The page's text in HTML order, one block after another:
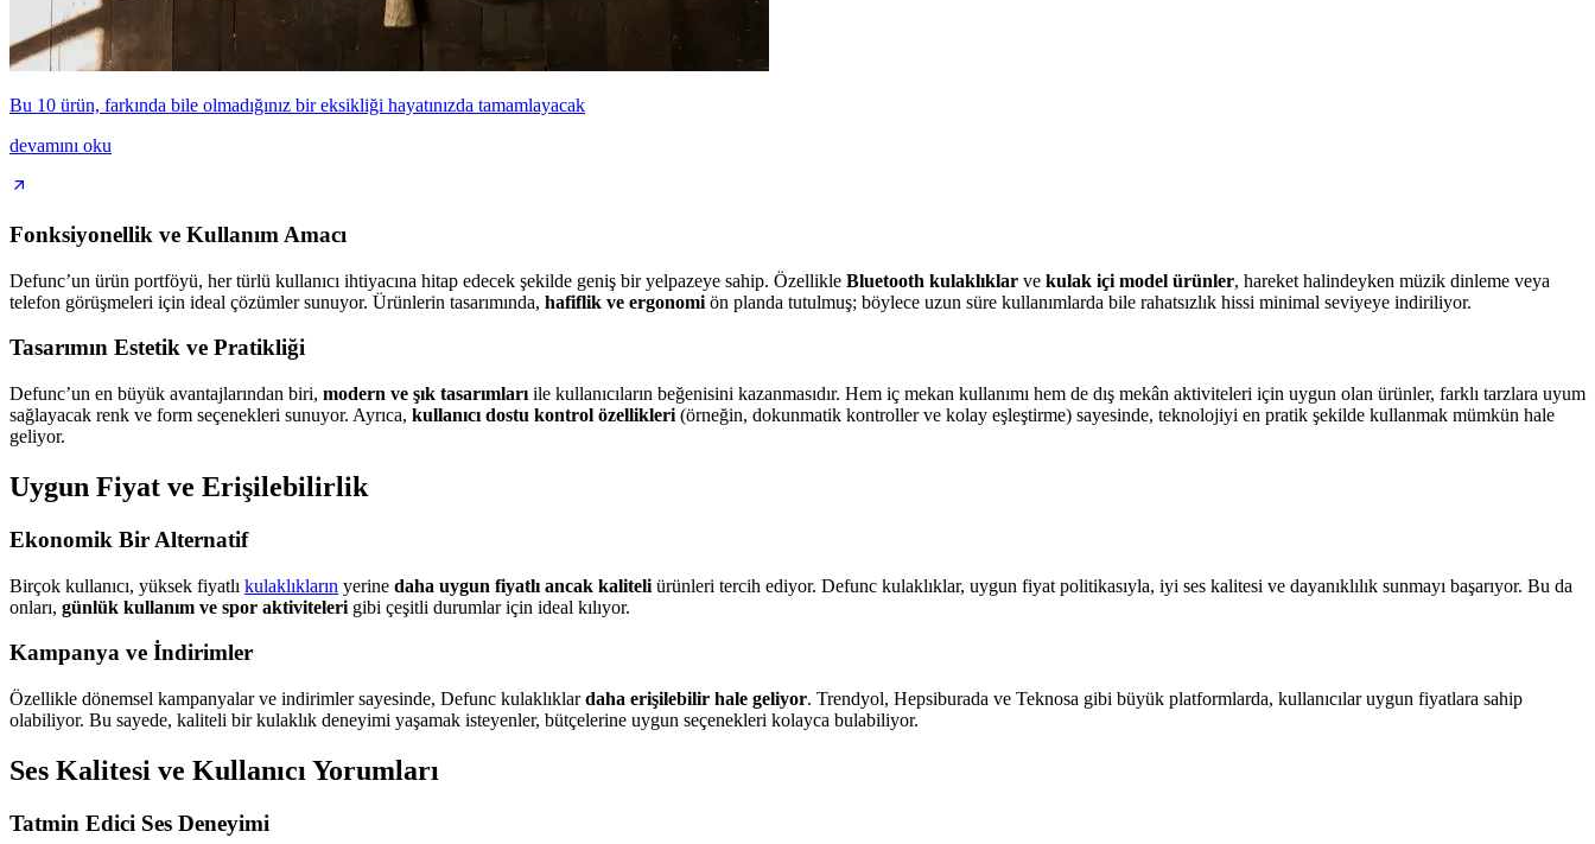
Bu 10 ürün, farkında bile olmadığınız bir eksikliği hayatınızda tamamlayacak
devamını oku
Fonksiyonellik ve Kullanım Amacı
Defunc’un ürün portföyü, her türlü kullanıcı ihtiyacına hitap edecek şekilde geniş bir yelpazeye sahip. Özellikle Bluetooth kulaklıklar ve kulak içi model ürünler, hareket halindeyken müzik dinleme veya
telefon görüşmeleri için ideal çözümler sunuyor. Ürünlerin tasarımında, hafiflik ve ergonomi ön planda tutulmuş; böylece uzun süre kullanımlarda bile rahatsızlık hissi minimal seviyeye indiriliyor.
Tasarımın Estetik ve Pratikliği
Defunc’un en büyük avantajlarından biri, modern ve şık tasarımları ile kullanıcıların beğenisini kazanmasıdır. Hem iç mekan kullanımı hem de dış mekân aktiviteleri için uygun olan ürünler, farklı tarzlara uyum
sağlayacak renk ve form seçenekleri sunuyor. Ayrıca, kullanıcı dostu kontrol özellikleri (örneğin, dokunmatik kontroller ve kolay eşleştirme) sayesinde, teknolojiyi en pratik şekilde kullanmak mümkün hale
geliyor.
Uygun Fiyat ve Erişilebilirlik
Ekonomik Bir Alternatif
Birçok kullanıcı, yüksek fiyatlı kulaklıkların yerine daha uygun fiyatlı ancak kaliteli ürünleri tercih ediyor. Defunc kulaklıklar, uygun fiyat politikasıyla, iyi ses kalitesi ve dayanıklılık sunmayı başarıyor. Bu da
onları, günlük kullanım ve spor aktiviteleri gibi çeşitli durumlar için ideal kılıyor.
Kampanya ve İndirimler
Özellikle dönemsel kampanyalar ve indirimler sayesinde, Defunc kulaklıklardaha erişilebilir hale geliyor. Trendyol, Hepsiburada ve Teknosa gibi büyük platformlarda, kullanıcılar uygun fiyatlara sahip
olabiliyor. Bu sayede, kaliteli bir kulaklık deneyimi yaşamak isteyenler, bütçelerine uygun seçenekleri kolayca bulabiliyor.
Ses Kalitesi ve Kullanıcı Yorumları
Tatmin Edici Ses Deneyimi